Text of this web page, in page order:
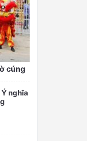
cúng
Ý nghĩa